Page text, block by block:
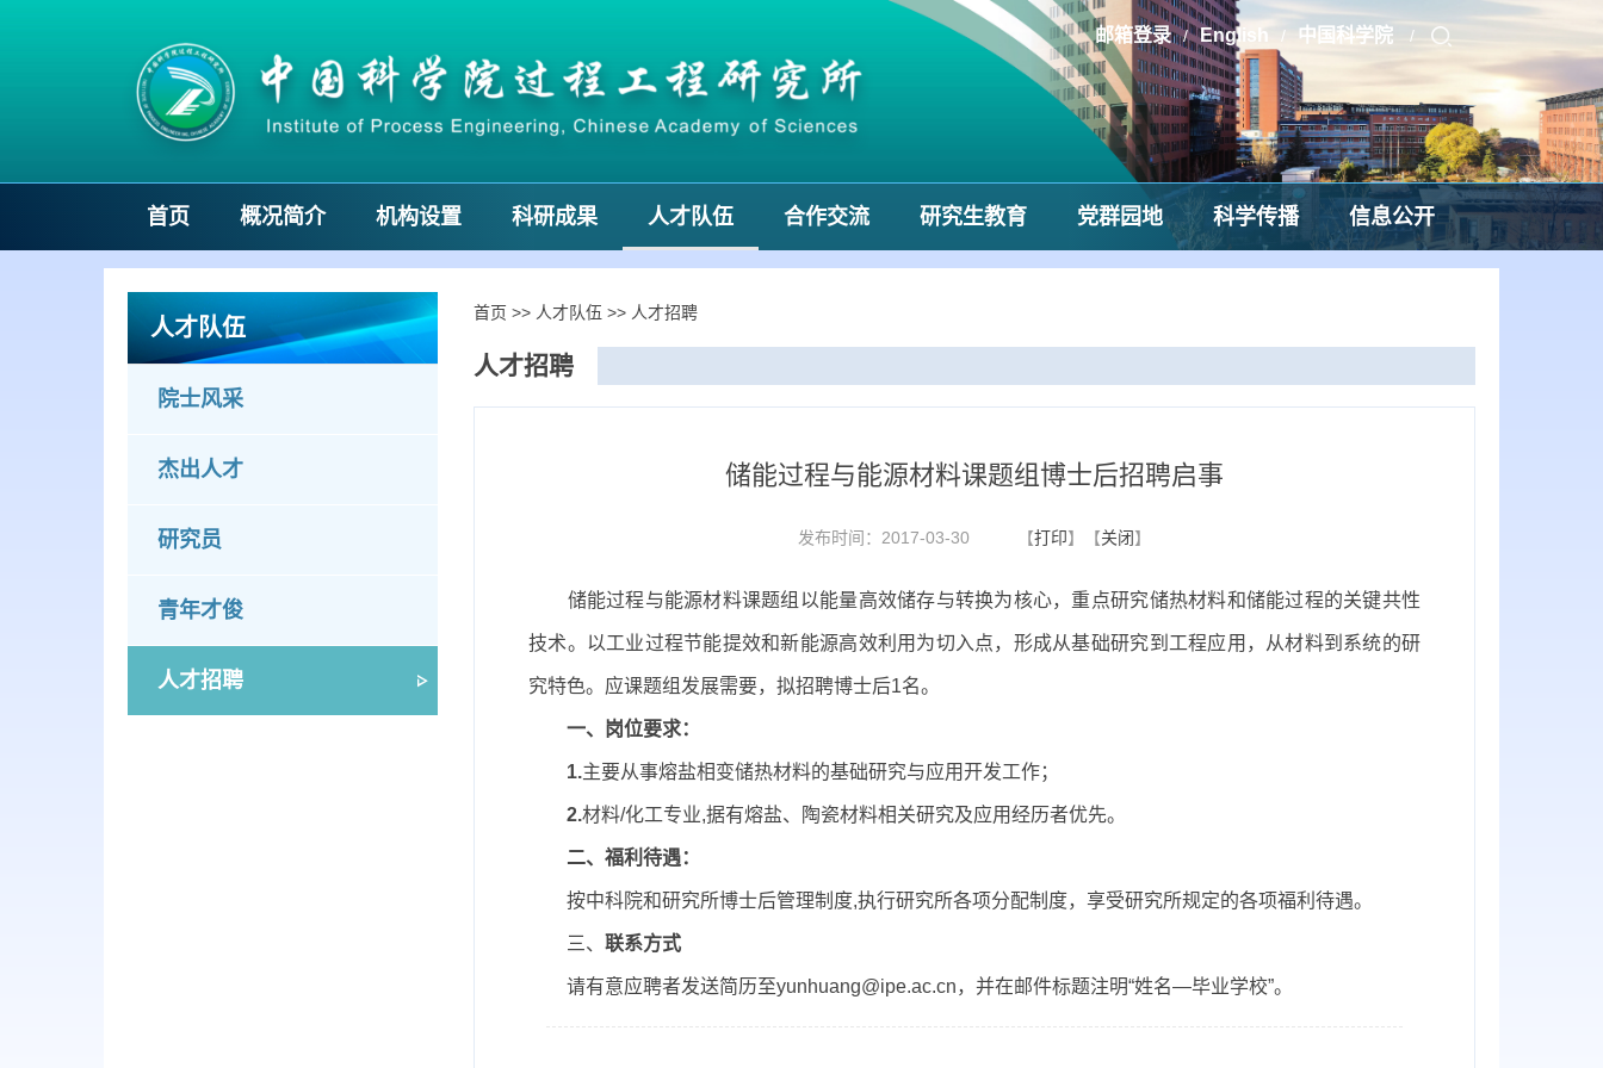
邮箱登录 / English / 中国科学院 /
首页 概况简介 机构设置 科研成果 人才队伍 合作交流 研究生教育 党群园地 科学传播 信息公开
人才队伍
院士风采
杰出人才
研究员
青年才俊
人才招聘
首页 >> 人才队伍 >> 人才招聘
人才招聘
储能过程与能源材料课题组博士后招聘启事
发布时间：2017-03-30 【打印】【关闭】
储能过程与能源材料课题组以能量高效储存与转换为核心，重点研究储热材料和储能过程的关键共性
技术。以工业过程节能提效和新能源高效利用为切入点，形成从基础研究到工程应用，从材料到系统的研
究特色。应课题组发展需要，拟招聘博士后1名。
一、岗位要求：
1.主要从事熔盐相变储热材料的基础研究与应用开发工作；
2.材料/化工专业,据有熔盐、陶瓷材料相关研究及应用经历者优先。
二、福利待遇：
按中科院和研究所博士后管理制度,执行研究所各项分配制度，享受研究所规定的各项福利待遇。
三、 联系方式
请有意应聘者发送简历至yunhuang@ipe.ac.cn，并在邮件标题注明“姓名—毕业学校”。